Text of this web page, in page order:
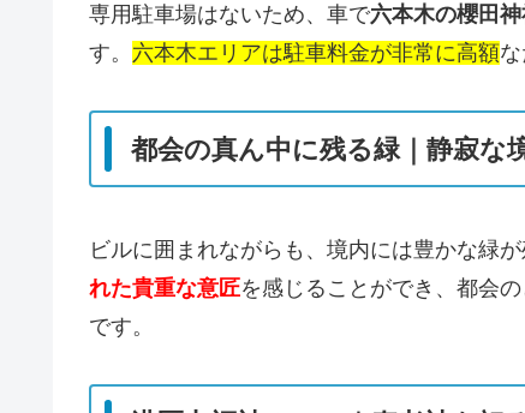
専用駐車場はないため、車で六本木の櫻田
す。 六本木エリアは駐車料金が非常に高額
都会の真ん中に残る緑｜静寂な
ビルに囲まれながらも、境内には豊かな緑が
れた貴重な意匠を感じることができ、都会
です。